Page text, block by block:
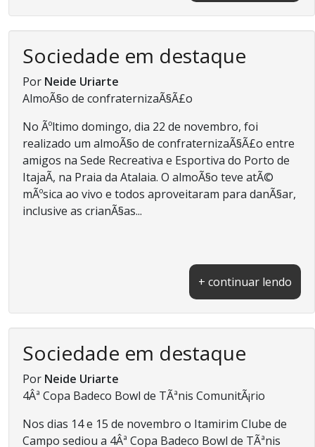
Sociedade em destaque
Por Neide Uriarte
AlmoÃ§o de confraternizaÃ§Ã£o
No Ãºltimo domingo, dia 22 de novembro, foi
realizado um almoÃ§o de confraternizaÃ§Ã£o entre
amigos na Sede Recreativa e Esportiva do Porto de
ItajaÃ­, na Praia da Atalaia. O almoÃ§o teve atÃ©
mÃºsica ao vivo e todos aproveitaram para danÃ§ar,
inclusive as crianÃ§as...
+ continuar lendo
Sociedade em destaque
Por Neide Uriarte
4Âª Copa Badeco Bowl de TÃªnis ComunitÃ¡rio
Nos dias 14 e 15 de novembro o Itamirim Clube de
Campo sediou a 4Âª Copa Badeco Bowl de TÃªnis